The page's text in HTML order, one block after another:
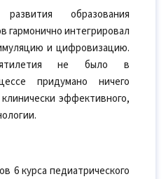
образования
гармонично интегрировал
и цифровизацию.
не было в
придумано ничего
эффективного,
6 курса педиатрического